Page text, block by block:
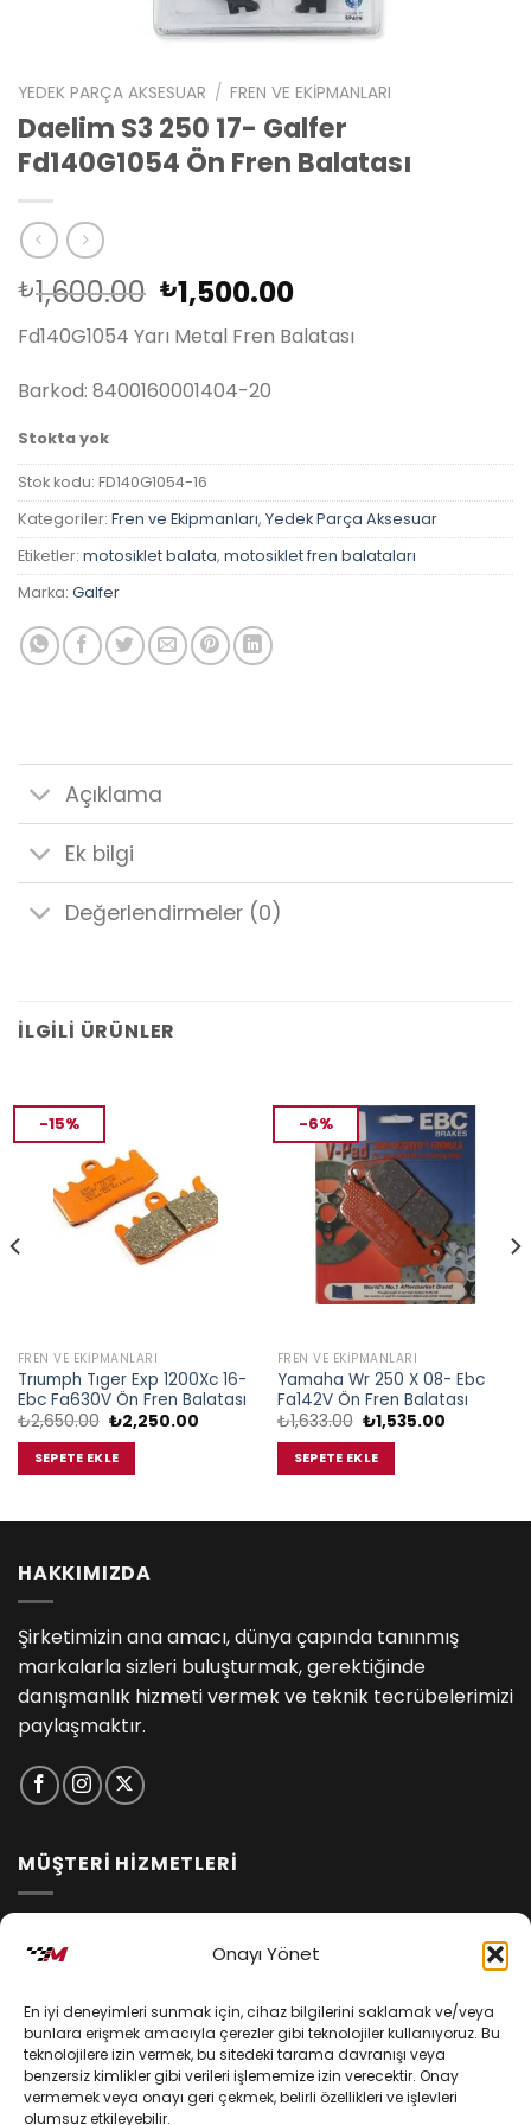
Onayı Yönet
En iyi deneyimleri sunmak için, cihaz bilgilerini saklamak ve/veya
bunlara erişmek amacıyla çerezler gibi teknolojiler kullanıyoruz. Bu
teknolojilere izin vermek, bu sitedeki tarama davranışı veya
benzersiz kimlikler gibi verileri işlememize izin verecektir. Onay
vermemek veya onayı geri çekmek, belirli özellikleri ve işlevleri
olumsuz etkileyebilir.
YEDEK PARÇA AKSESUAR / FREN VE EKIPMANLARI
Daelim S3 250 17- Galfer
Fd140G1054 Ön Fren Balatası
₺1,600.00 Orijinal
fiyat:
₺1,600.00.
₺1,500.00Şu
andaki
fiyat:
Fd140G1054 Yarı Metal Fren Balatası
Barkod: 8400160001404-20
Stokta yok
Stok kodu: FD140G1054-16
Kategoriler: Fren ve Ekipmanları, Yedek Parça Aksesuar
Etiketler: motosiklet balata, motosiklet fren balataları
Marka: Galfer
Açıklama
Ek bilgi
Değerlendirmeler (0)
İLGILI ÜRÜNLER
-15%
FREN VE EKIPMANLARI
Trıumph Tıger Exp 1200Xc 16-
Ebc Fa630V Ön Fren Balatası
₺2,650.00 Orijinal
fiyat:
₺2,650.00.
₺2,250.00Şu
SEPETE EKLE
-6%
FREN VE EKIPMANLARI
Yamaha Wr 250 X 08- Ebc
Fa142V Ön Fren Balatası
₺1,633.00 Orijinal
fiyat:
₺1,633.00.
₺1,535.00Şu
SEPETE EKLE
HAKKIMIZDA
Şirketimizin ana amacı, dünya çapında tanınmış
markalarla sizleri buluşturmak, gerektiğinde
danışmanlık hizmeti vermek ve teknik tecrübelerimizi
paylaşmaktır.
MÜŞTERİ HİZMETLERİ
Kişisel Verilerin Korunması
Mesafeli Satış Sözleşmesi